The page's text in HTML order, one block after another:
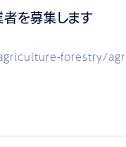
を募集します
forestry/